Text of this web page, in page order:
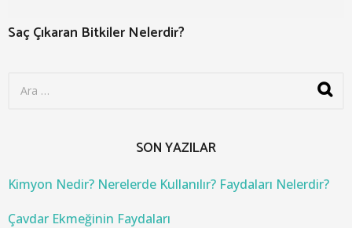
Saç Çıkaran Bitkiler Nelerdir?
o
:
SON YAZILAR
Kimyon Nedir? Nerelerde Kullanılır? Faydaları Nelerdir?
Çavdar Ekmeğinin Faydaları